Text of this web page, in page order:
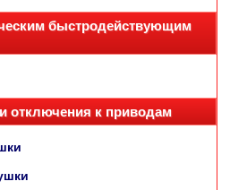
быстродействующим
отключения к приводам